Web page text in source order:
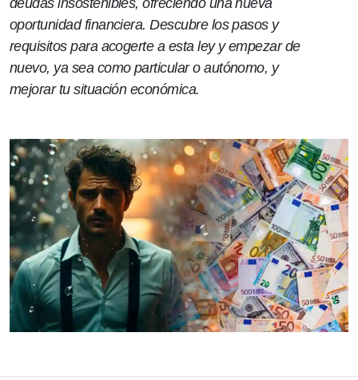
deudas insostenibles, ofreciendo una nueva
oportunidad financiera. Descubre los pasos y
requisitos para acogerte a esta ley y empezar de
nuevo, ya sea como particular o autónomo, y
mejorar tu situación económica.